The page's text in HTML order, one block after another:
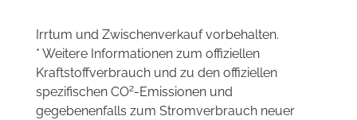
Irrtum und Zwischenverkauf vorbehalten.
* Weitere Informationen zum offiziellen
Kraftstoffverbrauch und zu den offiziellen
spezifischen CO2-Emissionen und
gegebenenfalls zum Stromverbrauch neuer